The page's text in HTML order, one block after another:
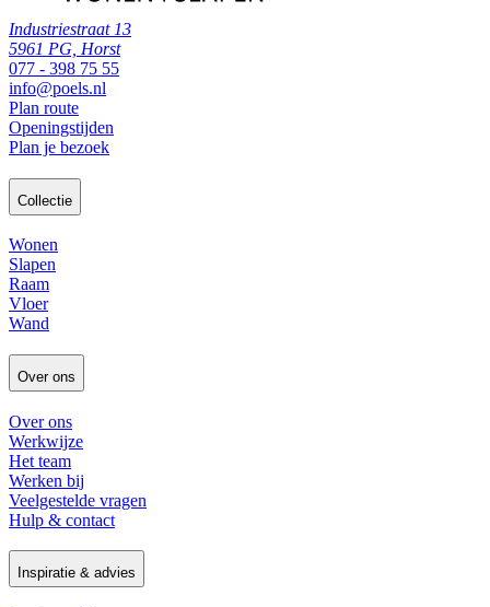
Industriestraat 13
5961 PG, Horst
077 - 398 75 55
info@poels.nl
Plan route
Openingstijden
Plan je bezoek
Collectie
Wonen
Slapen
Raam
Vloer
Wand
Over ons
Over ons
Werkwijze
Het team
Werken bij
Veelgestelde vragen
Hulp & contact
Inspiratie & advies